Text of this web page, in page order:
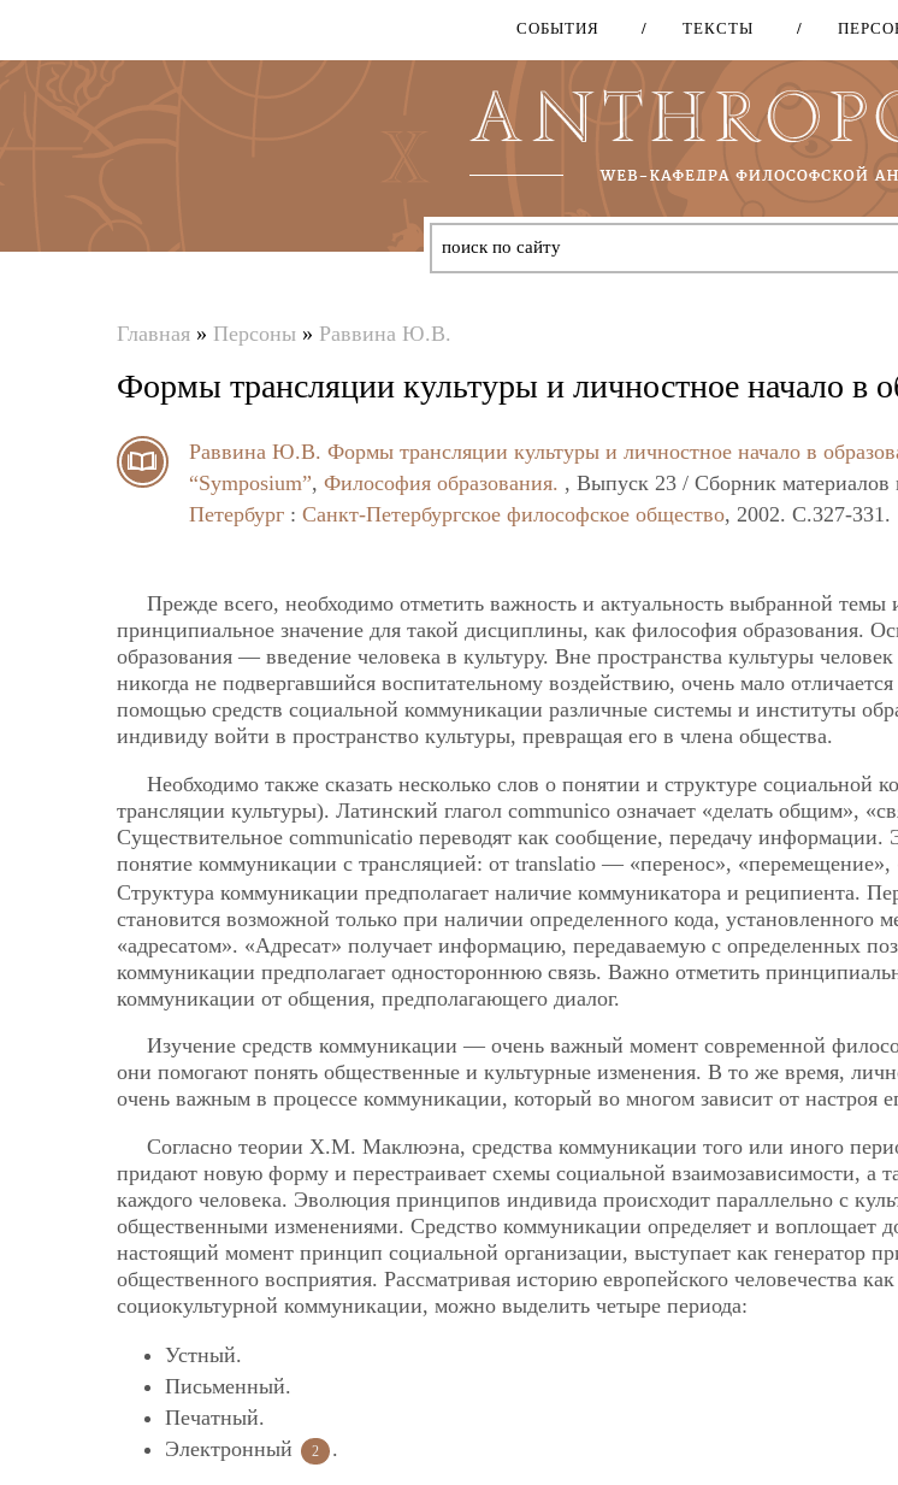
Перейти
основному
содержанию
СОБЫТИЯ ТЕКСТЫ
здесь
Главная » Персоны » Раввина Ю.В.
Формы трансляции культуры и личностное начало в
Раввина Ю.В. Формы трансляции культуры и личностное начало в
“Symposium”, Философия образования. , Выпуск 23 / Сборник материалов
Петербург : Санкт-Петербургское философское общество, 2002. C.327-331.
Прежде всего, необходимо отметить важность и актуальность выбранной темы
принципиальное значение для такой дисциплины, как философия образования.
образования — введение человека в культуру. Вне пространства культуры
никогда не подвергавшийся воспитательному воздействию, очень мало
помощью средств социальной коммуникации различные системы и институты
индивиду войти в пространство культуры, превращая его в члена общества.
Необходимо также сказать несколько слов о понятии и структуре социальной
трансляции культуры). Латинский глагол communico означает «делать общим»,
Существительное communicatio переводят как сообщение, передачу информации.
понятие коммуникации с трансляцией: от translatio — «перенос», «перемещение»,
Структура коммуникации предполагает наличие коммуникатора и реципиента.
становится возможной только при наличии определенного кода, установленного
«адресатом». «Адресат» получает информацию, передаваемую с определенных
коммуникации предполагает одностороннюю связь. Важно отметить
коммуникации от общения, предполагающего диалог.
Изучение средств коммуникации — очень важный момент современной
они помогают понять общественные и культурные изменения. В то же время,
очень важным в процессе коммуникации, который во многом зависит от настроя
Согласно теории Х.М. Маклюэна, средства коммуникации того или иного
придают новую форму и перестраивает схемы социальной взаимозависимости, а
каждого человека. Эволюция принципов индивида происходит параллельно с
общественными изменениями. Средство коммуникации определяет и воплощает
настоящий момент принцип социальной организации, выступает как генератор
общественного восприятия. Рассматривая историю европейского человечества
социокультурной коммуникации, можно выделить четыре периода:
Устный.
Письменный.
Печатный.
Электронный
2 .